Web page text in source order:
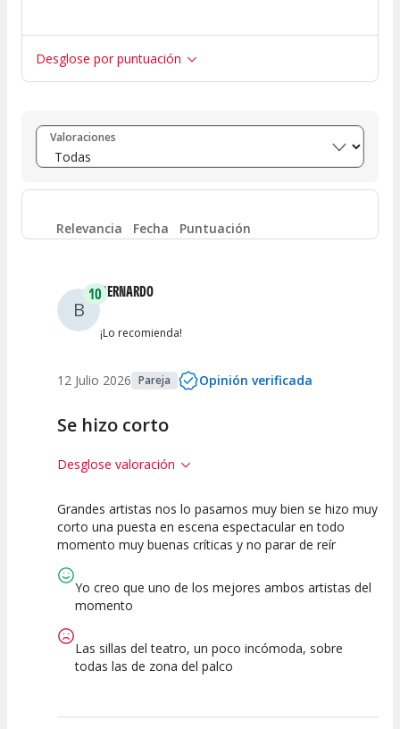
Desglose por puntuación
Entre 8 y 10 (2)
Entre 6 y 8 (0)
Entre 4 y 6 0
Entre 0 y 2
Valoraciones
Relevancia Fecha Puntuación
B
10BERNARDO
¡Lo recomienda!
12 Julio 2026 Pareja Opinión verificada
Se hizo corto
Desglose valoración
10
Calidad del
10
Puesta en
10
Interpretación
Grandes artistas nos lo pasamos muy bien se hizo muy
corto una puesta en escena espectacular en todo
momento muy buenas críticas y no parar de reír
Yo creo que uno de los mejores ambos artistas del
momento
Las sillas del teatro, un poco incómoda, sobre
todas las de zona del palco